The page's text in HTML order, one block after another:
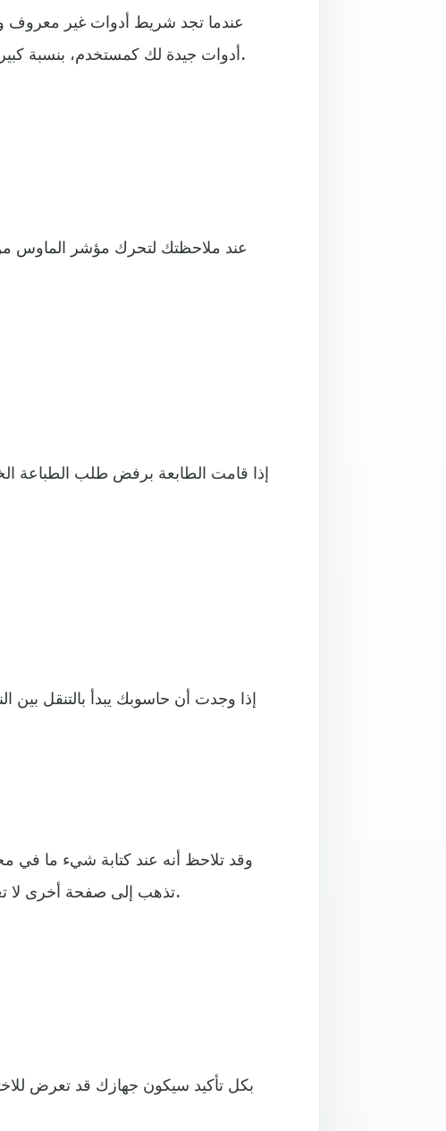
عندما تجد شريط أدوات غير معروف
أدوات جيدة لك كمستخدم، بنسبة كبيرة للغاية سيكون غرضه الأول هو التجسس على بياناتك.
عند ملاحظتك لتحرك مؤشر الماوس من
إذا قامت الطابعة برفض طلب الطباعة
إذا وجدت أن حاسوبك يبدأ بالتنقل
وقد تلاحظ أنه عند كتابة شيء ما في
تذهب إلى صفحة أخرى لا تعرفها.. هذا أيضاً يعد مؤشراً قوياً على اختراق حاسوبك.
بكل تأكيد سيكون جهازك قد تعرض